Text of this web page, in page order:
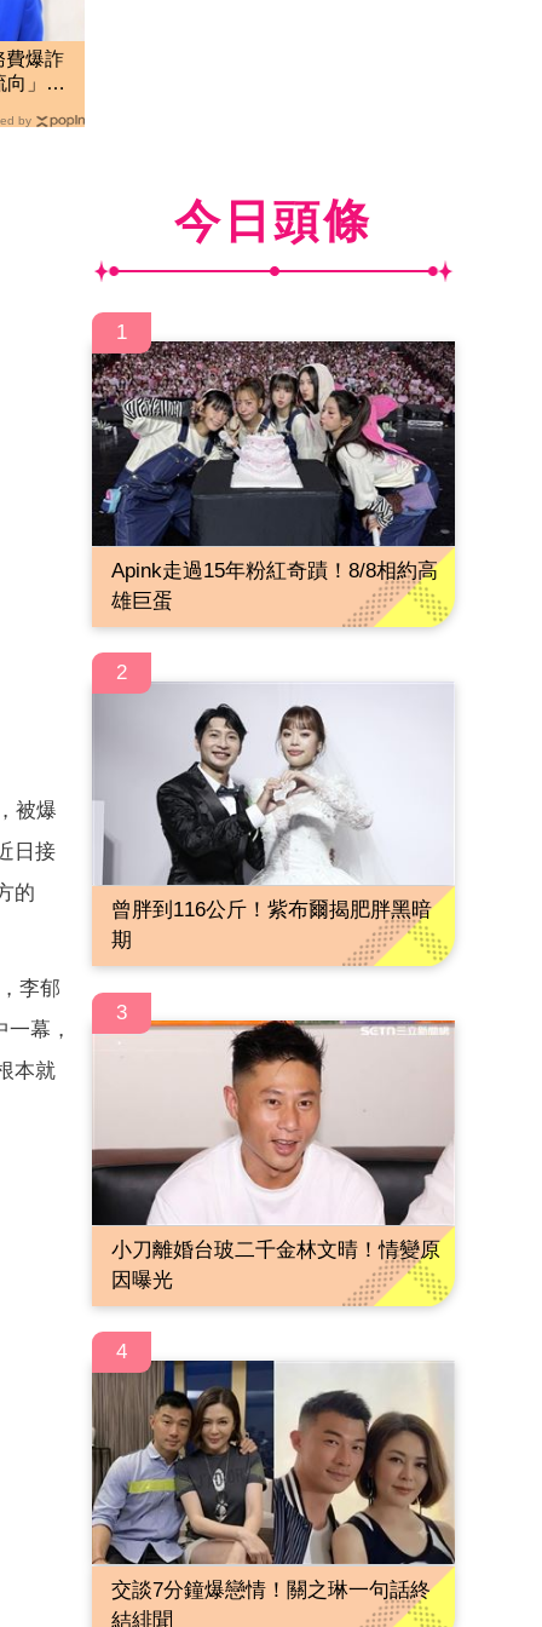
費爆詐
向」：
by
被爆
日接
的
李郁
幕，
本就
今日頭條
1
Apink走過15年粉紅奇蹟！8/8相約高
雄巨蛋
2
曾胖到116公斤！紫布爾揭肥胖黑暗
期
3
小刀離婚台玻二千金林文晴！情變原
因曝光
4
交談7分鐘爆戀情！關之琳一句話終
結緋聞